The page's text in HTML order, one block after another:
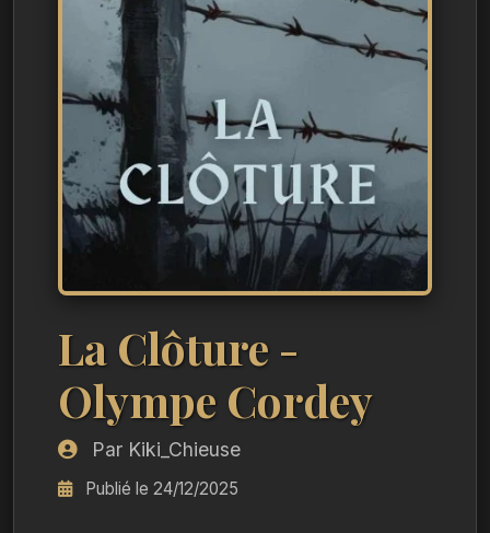
La Clôture -
Olympe Cordey
Par Kiki_Chieuse
Publié le 24/12/2025